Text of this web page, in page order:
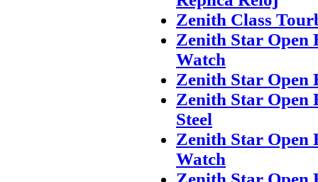
Zenith Class
Zenith Star Open
Watch
Zenith Star Open
Zenith Star Open
Steel
Zenith Star Open
Watch